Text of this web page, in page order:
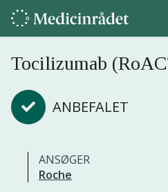
Tocilizumab
ANBEFALET
ANSØGER
Roche